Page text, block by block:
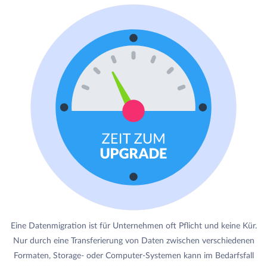
Eine Datenmigration ist für Unternehmen oft Pflicht und keine Kür.
Nur durch eine Transferierung von Daten zwischen verschiedenen
Formaten, Storage- oder Computer-Systemen kann im Bedarfsfall